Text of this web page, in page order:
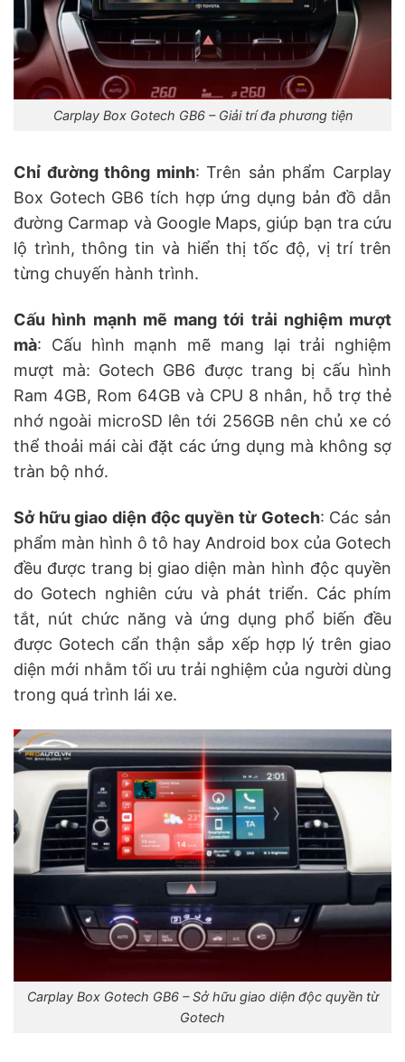
Carplay Box Gotech GB6 – Giải trí đa phương tiện
Chỉ đường thông minh: Trên sản phẩm Carplay
Box Gotech GB6 tích hợp ứng dụng bản đồ dẫn
đường Carmap và Google Maps, giúp bạn tra cứu
lộ trình, thông tin và hiển thị tốc độ, vị trí trên
từng chuyến hành trình.
Cấu hình mạnh mẽ mang tới trải nghiệm mượt
mà: Cấu hình mạnh mẽ mang lại trải nghiệm
mượt mà: Gotech GB6 được trang bị cấu hình
Ram 4GB, Rom 64GB và CPU 8 nhân, hỗ trợ thẻ
nhớ ngoài microSD lên tới 256GB nên chủ xe có
thể thoải mái cài đặt các ứng dụng mà không sợ
tràn bộ nhớ.
Sở hữu giao diện độc quyền từ Gotech: Các sản
phẩm màn hình ô tô hay Android box của Gotech
đều được trang bị giao diện màn hình độc quyền
do Gotech nghiên cứu và phát triển. Các phím
tắt, nút chức năng và ứng dụng phổ biến đều
được Gotech cẩn thận sắp xếp hợp lý trên giao
diện mới nhằm tối ưu trải nghiệm của người dùng
trong quá trình lái xe.
Carplay Box Gotech GB6 – Sở hữu giao diện độc quyền từ
Gotech